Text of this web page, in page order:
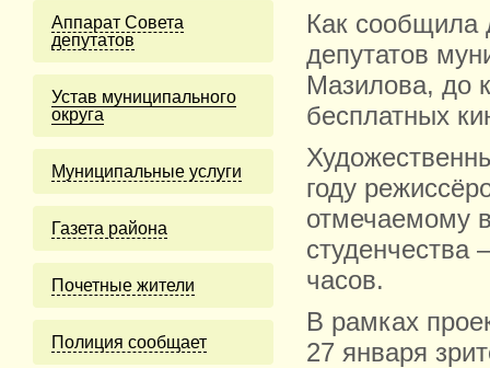
Аппарат Совета
депутатов
Устав муниципального
округа
Муниципальные услуги
Газета района
Почетные жители
Полиция сообщает
Как сообщила
депутатов
Мазилова, до
бесплатных
году
отмечаемому
студенчества
часов.
В рамках
27 января